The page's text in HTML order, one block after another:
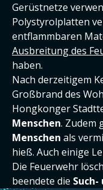
Gerüstnetze
Polystyrolplatten
entflammbaren
Ausbreitung des
haben.
Nach derzeitigem
Großbrand des
Hongkonger
Menschen. Zudem
Menschen als
hieß. Auch einige
Die Feuerwehr
beendete die